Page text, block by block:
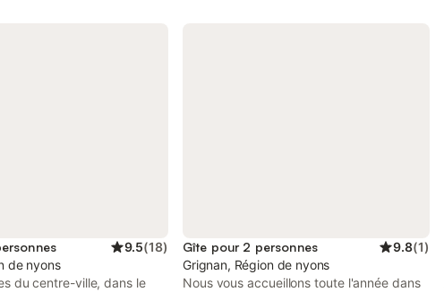
9.5(18)
de nyons
du centre-ville, dans le
Gîte pour 2 personnes 9.8(1)
Grignan, Région de nyons
Nous vous accueillons toute l'année dans